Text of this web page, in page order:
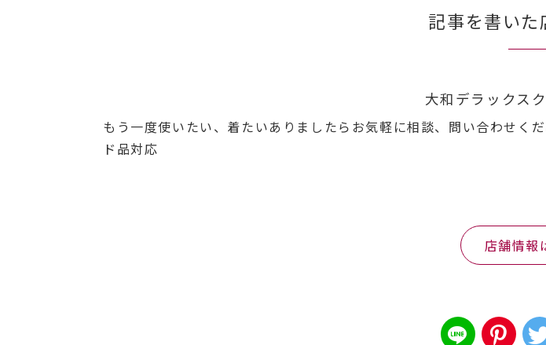
記事を書い
大和デラックス
もう一度使いたい、着たいありましたらお気軽に相談、問い合わせく
ド品対応
店舗情報